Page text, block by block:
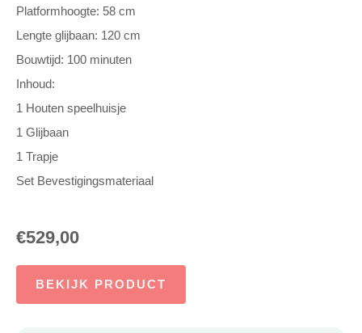
Platformhoogte: 58 cm
Lengte glijbaan: 120 cm
Bouwtijd: 100 minuten
Inhoud:
1 Houten speelhuisje
1 Glijbaan
1 Trapje
Set Bevestigingsmateriaal
€529,00
BEKIJK PRODUCT